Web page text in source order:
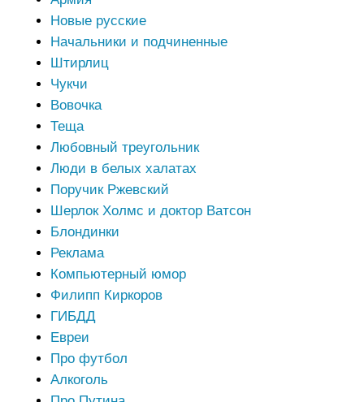
Новые русские
Начальники и подчиненные
Штирлиц
Чукчи
Вовочка
Теща
Любовный треугольник
Люди в белых халатах
Поручик Ржевский
Шерлок Холмс и доктор Ватсон
Блондинки
Реклама
Компьютерный юмор
Филипп Киркоров
ГИБДД
Евреи
Про футбол
Алкоголь